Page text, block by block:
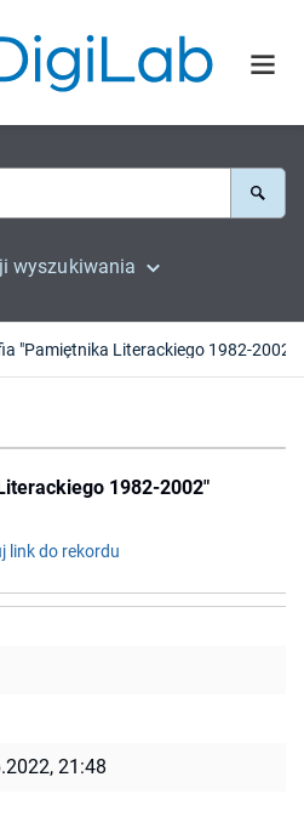
wyszukiwania
"Pamiętnika Literackiego 1982-2002"
1982-2002"
link do rekordu
21:48